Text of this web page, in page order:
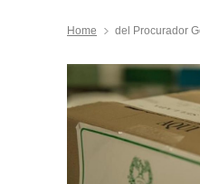
Home del Procurador